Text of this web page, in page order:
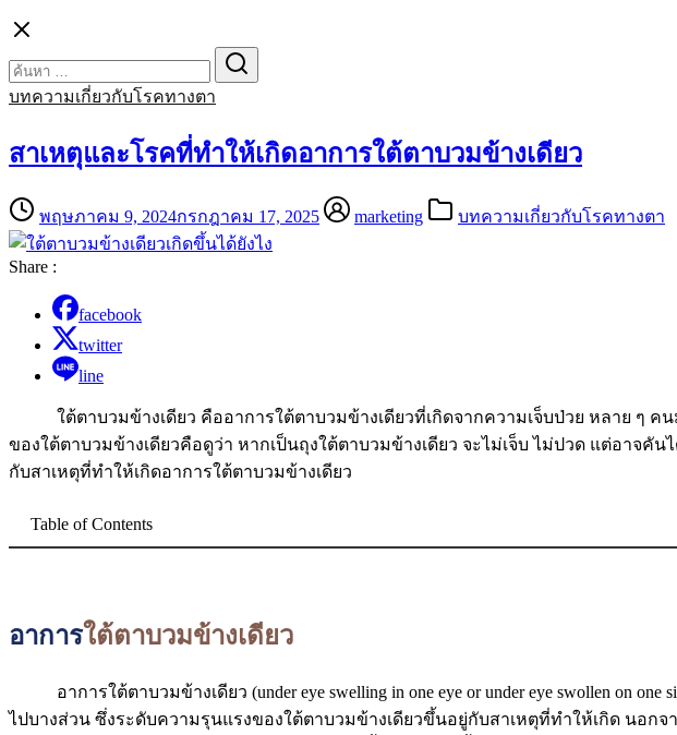
for:
บทความเกี่ยวกับโรคทางตา
สาเหตุและโรคที่ทำให้เกิดอาการใต้ตาบวมข้างเดียว
พฤษภาคม 9, 2024กรกฎาคม 17, 2025 marketing บทความเกี่ยวกับโรคทางตา
Share :
facebook
twitter
line
ใต้ตาบวมข้างเดียว คืออาการใต้ตาบวมข้างเดียวที่เกิดจากความเจ็บป่วย หลาย ๆ คน
ของใต้ตาบวมข้างเดียวคือดูว่า หากเป็นถุงใต้ตาบวมข้างเดียว จะไม่เจ็บ ไม่ปวด แต่อาจ
กับสาเหตุที่ทำให้เกิดอาการใต้ตาบวมข้างเดียว
Table of Contents
อาการใต้ตาบวมข้างเดียว
อาการใต้ตาบวมข้างเดียว (under eye swelling in one eye or under eye swollen on
ไปบางส่วน ซึ่งระดับความรุนแรงของใต้ตาบวมข้างเดียวขึ้นอยู่กับสาเหตุที่ทำให้เกิด นอก